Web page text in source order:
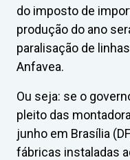
do imposto de
produção do ano
paralisação de
Anfavea.
Ou seja: se o
pleito das
junho em Brasília
fábricas instaladas